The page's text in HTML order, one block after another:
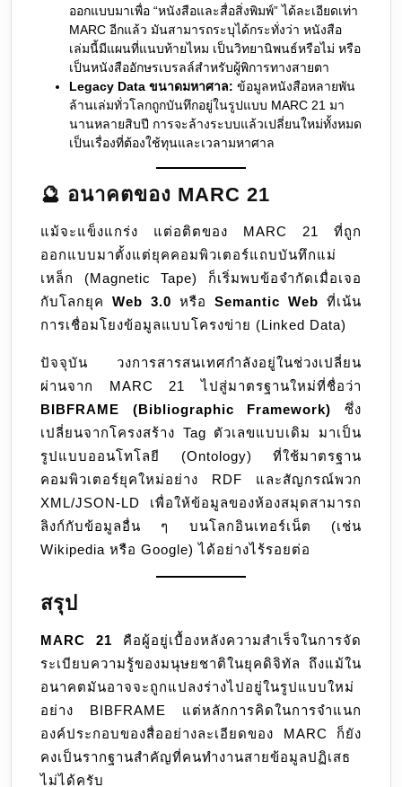
ออกแบบมาเพื่อ “หนังสือและสื่อสิ่งพิมพ์” ได้ละเอียดเท่า
MARC อีกแล้ว มันสามารถระบุได้กระทั่งว่า หนังสือ
เล่มนี้มีแผนที่แนบท้ายไหม เป็นวิทยานิพนธ์หรือไม่ หรือ
เป็นหนังสืออักษรเบรลล์สำหรับผู้พิการทางสายตา
Legacy Data ขนาดมหาศาล: ข้อมูลหนังสือหลายพัน
ล้านเล่มทั่วโลกถูกบันทึกอยู่ในรูปแบบ MARC 21 มา
นานหลายสิบปี การจะล้างระบบแล้วเปลี่ยนใหม่ทั้งหมด
เป็นเรื่องที่ต้องใช้ทุนและเวลามหาศาล
🔮 อนาคตของ MARC 21
แม้จะแข็งแกร่ง แต่อติตของ MARC 21 ที่ถูก
ออกแบบมาตั้งแต่ยุคคอมพิวเตอร์แถบบันทึกแม่
เหล็ก (Magnetic Tape) ก็เริ่มพบข้อจำกัดเมื่อเจอ
กับโลกยุค Web 3.0 หรือ Semantic Web ที่เน้น
การเชื่อมโยงข้อมูลแบบโครงข่าย (Linked Data)
ปัจจุบัน วงการสารสนเทศกำลังอยู่ในช่วงเปลี่ยน
ผ่านจาก MARC 21 ไปสู่มาตรฐานใหม่ที่ชื่อว่า
BIBFRAME (Bibliographic Framework) ซึ่ง
เปลี่ยนจากโครงสร้าง Tag ตัวเลขแบบเดิม มาเป็น
รูปแบบออนโทโลยี (Ontology) ที่ใช้มาตรฐาน
คอมพิวเตอร์ยุคใหม่อย่าง RDF และสัญกรณ์พวก
XML/JSON-LD เพื่อให้ข้อมูลของห้องสมุดสามารถ
ลิงก์กับข้อมูลอื่น ๆ บนโลกอินเทอร์เน็ต (เช่น
Wikipedia หรือ Google) ได้อย่างไร้รอยต่อ
สรุป
MARC 21 คือผู้อยู่เบื้องหลังความสำเร็จในการจัด
ระเบียบความรู้ของมนุษยชาติในยุคดิจิทัล ถึงแม้ใน
อนาคตมันอาจจะถูกแปลงร่างไปอยู่ในรูปแบบใหม่
อย่าง BIBFRAME แต่หลักการคิดในการจำแนก
องค์ประกอบของสื่ออย่างละเอียดของ MARC ก็ยัง
คงเป็นรากฐานสำคัญที่คนทำงานสายข้อมูลปฏิเสธ
ไม่ได้ครับ